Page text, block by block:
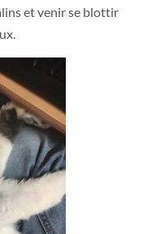
et venir se blottir